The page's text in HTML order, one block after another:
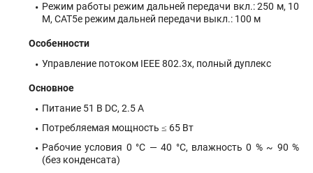
Режим работы режим дальней передачи вкл.: 250 м, 10
М, CAT5e режим дальней передачи выкл.: 100 м
Особенности
Управление потоком IEEE 802.3x, полный дуплекс
Основное
Питание 51 В DC, 2.5 A
Потребляемая мощность ≤ 65 Вт
Рабочие условия 0 °C — 40 °C, влажность 0 % ~ 90 %
(без конденсата)